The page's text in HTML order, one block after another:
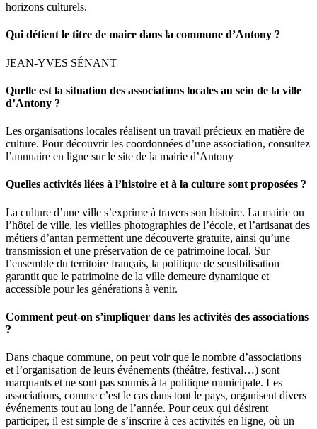
horizons culturels.
Qui détient le titre de maire dans la commune d’Antony ?
JEAN-YVES SÉNANT
Quelle est la situation des associations locales au sein de la ville
d’Antony ?
Les organisations locales réalisent un travail précieux en matière de
culture. Pour découvrir les coordonnées d’une association, consultez
l’annuaire en ligne sur le site de la mairie d’Antony
Quelles activités liées à l’histoire et à la culture sont proposées ?
La culture d’une ville s’exprime à travers son histoire. La mairie ou
l’hôtel de ville, les vieilles photographies de l’école, et l’artisanat des
métiers d’antan permettent une découverte gratuite, ainsi qu’une
transmission et une préservation de ce patrimoine local. Sur
l’ensemble du territoire français, la politique de sensibilisation
garantit que le patrimoine de la ville demeure dynamique et
accessible pour les générations à venir.
Comment peut-on s’impliquer dans les activités des associations
?
Dans chaque commune, on peut voir que le nombre d’associations
et l’organisation de leurs événements (théâtre, festival…) sont
marquants et ne sont pas soumis à la politique municipale. Les
associations, comme c’est le cas dans tout le pays, organisent divers
événements tout au long de l’année. Pour ceux qui désirent
participer, il est simple de s’inscrire à ces activités en ligne, où un